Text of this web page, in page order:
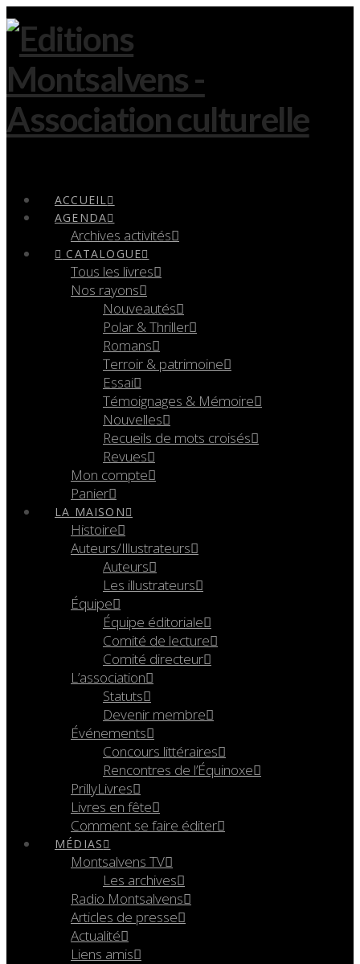
ACCUEIL
AGENDA
Archives activités
CATALOGUE
Tous les livres
Nos rayons
Nouveautés
Polar & Thriller
Romans
Terroir & patrimoine
Essai
Témoignages & Mémoire
Nouvelles
Recueils de mots croisés
Revues
Mon compte
Panier
LA MAISON
Histoire
Auteurs/Illustrateurs
Auteurs
Les illustrateurs
Équipe
Équipe éditoriale
Comité de lecture
Comité directeur
L’association
Statuts
Devenir membre
Événements
Concours littéraires
Rencontres de l’Équinoxe
PrillyLivres
Livres en fête
Comment se faire éditer
MÉDIAS
Montsalvens TV
Les archives
Radio Montsalvens
Articles de presse
Actualité
Liens amis